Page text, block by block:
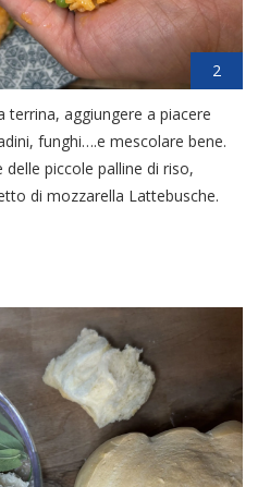
2
aggiungere a piacere
funghi….e mescolare bene.
piccole palline di riso,
di mozzarella Lattebusche.